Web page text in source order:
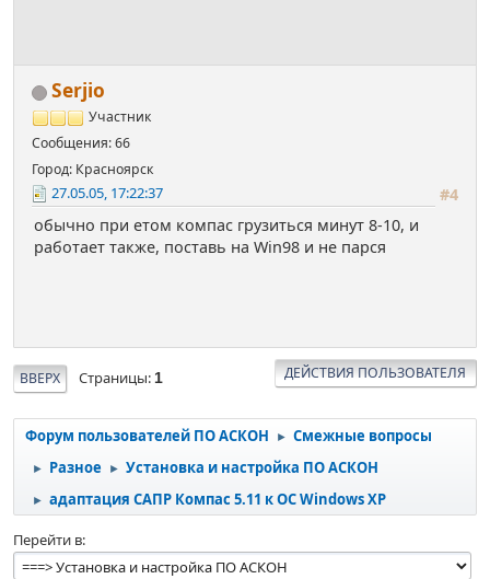
Serjio
Участник
Сообщения: 66
Город: Красноярск
#4
27.05.05, 17:22:37
обычно при етом компас грузиться минут 8-10, и
работает также, поставь на Win98 и не парся
ВВЕРХ Страницы 1 ДЕЙСТВИЯ ПОЛЬЗОВАТЕЛЯ
Форум пользователей ПО АСКОН ► Смежные вопросы
► Разное ► Установка и настройка ПО АСКОН
► адаптация САПР Компас 5.11 к ОС Windows XP
Перейти в